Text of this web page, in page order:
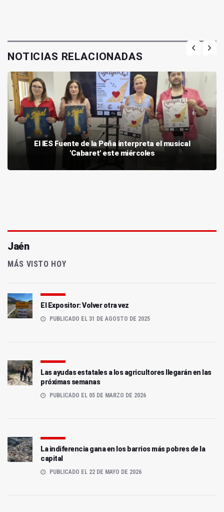
NOTICIAS RELACIONADAS
El IES Fuente de la Peña interpreta el musical
'Cabaret' este miércoles
Jaén
MÁS VISTO HOY
El Expositor: Volver otra vez
PUBLICADO EL 31 DE AGOSTO DE 2025
Las ayudas estatales a los agricultores llegarán en las
próximas semanas
PUBLICADO EL 05 DE MARZO DE 2026
La indiferencia gana en los barrios más pobres de la
capital
PUBLICADO EL 22 DE MAYO DE 2026